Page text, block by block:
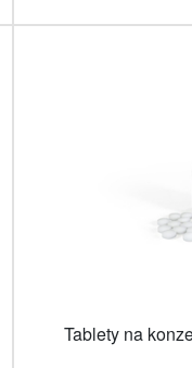
Tablety na